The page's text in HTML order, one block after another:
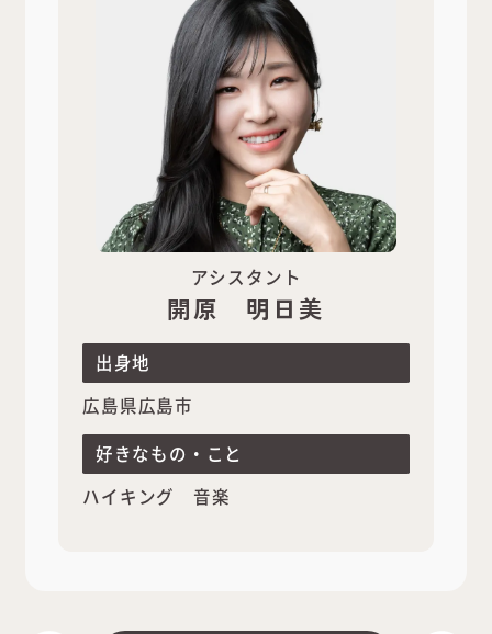
アシスタント
開原 明日美
出身地
広島県広島市
好きなもの・こと
ハイキング 音楽